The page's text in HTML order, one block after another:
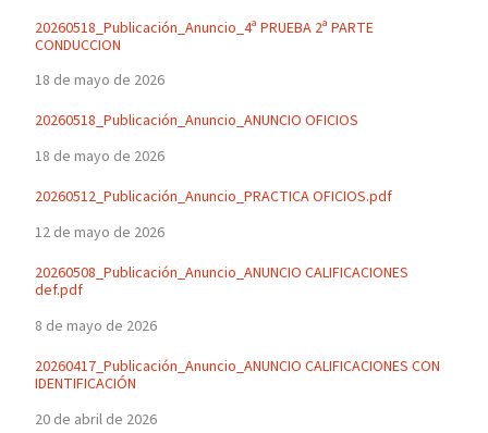
20260518_Publicación_Anuncio_4ª PRUEBA 2ª PARTE
CONDUCCION
18 de mayo de 2026
20260518_Publicación_Anuncio_ANUNCIO OFICIOS
18 de mayo de 2026
20260512_Publicación_Anuncio_PRACTICA OFICIOS.pdf
12 de mayo de 2026
20260508_Publicación_Anuncio_ANUNCIO CALIFICACIONES
def.pdf
8 de mayo de 2026
20260417_Publicación_Anuncio_ANUNCIO CALIFICACIONES CON
IDENTIFICACIÓN
20 de abril de 2026